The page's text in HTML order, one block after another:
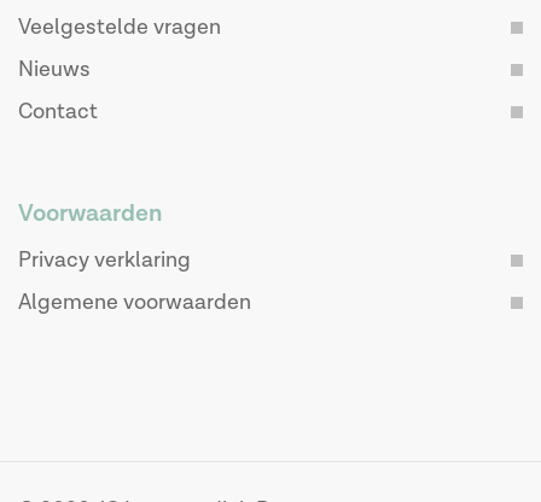
Veelgestelde vragen
Nieuws
Contact
Voorwaarden
Privacy verklaring
Algemene voorwaarden